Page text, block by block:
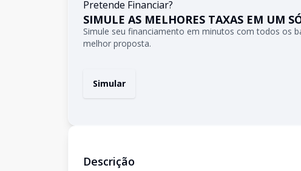
Pretende Financiar?
SIMULE AS MELHORES TAXAS EM UM
Simule seu financiamento em minutos com todos os
melhor proposta.
Simular
Descrição